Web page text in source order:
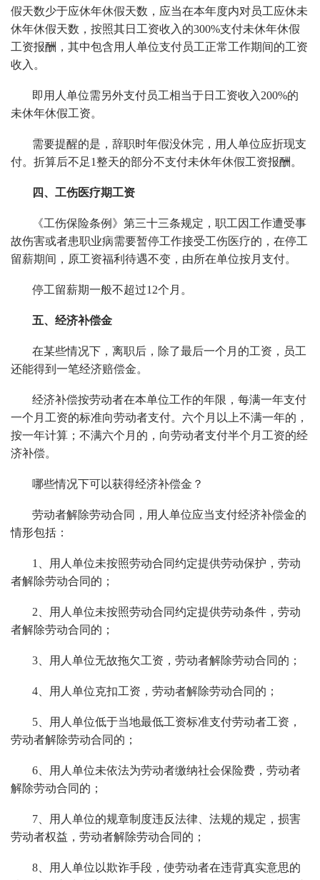
假天数少于应休年休假天数，应当在本年度内对员工应休未
休年休假天数，按照其日工资收入的300%支付未休年休假
工资报酬，其中包含用人单位支付员工正常工作期间的工资
收入。
即用人单位需另外支付员工相当于日工资收入200%的
未休年休假工资。
需要提醒的是，辞职时年假没休完，用人单位应折现支
付。折算后不足1整天的部分不支付未休年休假工资报酬。
四、工伤医疗期工资
《工伤保险条例》第三十三条规定，职工因工作遭受事
故伤害或者患职业病需要暂停工作接受工伤医疗的，在停工
留薪期间，原工资福利待遇不变，由所在单位按月支付。
停工留薪期一般不超过12个月。
五、经济补偿金
在某些情况下，离职后，除了最后一个月的工资，员工
还能得到一笔经济赔偿金。
经济补偿按劳动者在本单位工作的年限，每满一年支付
一个月工资的标准向劳动者支付。六个月以上不满一年的，
按一年计算；不满六个月的，向劳动者支付半个月工资的经
济补偿。
哪些情况下可以获得经济补偿金？
劳动者解除劳动合同，用人单位应当支付经济补偿金的
情形包括：
1、用人单位未按照劳动合同约定提供劳动保护，劳动
者解除劳动合同的；
2、用人单位未按照劳动合同约定提供劳动条件，劳动
者解除劳动合同的；
3、用人单位无故拖欠工资，劳动者解除劳动合同的；
4、用人单位克扣工资，劳动者解除劳动合同的；
5、用人单位低于当地最低工资标准支付劳动者工资，
劳动者解除劳动合同的；
6、用人单位未依法为劳动者缴纳社会保险费，劳动者
解除劳动合同的；
7、用人单位的规章制度违反法律、法规的规定，损害
劳动者权益，劳动者解除劳动合同的；
8、用人单位以欺诈手段，使劳动者在违背真实意思的